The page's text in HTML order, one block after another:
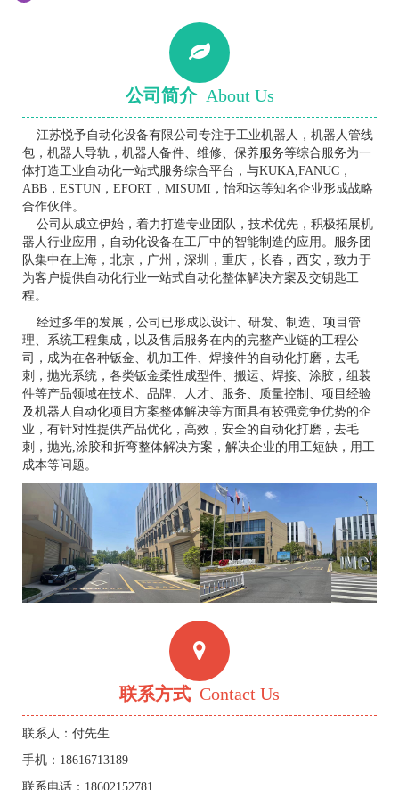
公司简介 About Us
江苏悦予自动化设备有限公司专注于工业机器人，机器人管线
包，机器人导轨，机器人备件、维修、保养服务等综合服务为一
体打造工业自动化一站式服务综合平台，与KUKA,FANUC，
ABB，ESTUN，EFORT，MISUMI，怡和达等知名企业形成战略
合作伙伴。
公司从成立伊始，着力打造专业团队，技术优先，积极拓展机
器人行业应用，自动化设备在工厂中的智能制造的应用。服务团
队集中在上海，北京，广州，深圳，重庆，长春，西安，致力于
为客户提供自动化行业一站式自动化整体解决方案及交钥匙工
程。
经过多年的发展，公司已形成以设计、研发、制造、项目管
理、系统工程集成，以及售后服务在内的完整产业链的工程公
司，成为在各种钣金、机加工件、焊接件的自动化打磨，去毛
刺，抛光系统，各类钣金柔性成型件、搬运、焊接、涂胶，组装
件等产品领域在技术、品牌、人才、服务、质量控制、项目经验
及机器人自动化项目方案整体解决等方面具有较强竞争优势的企
业，有针对性提供产品优化，高效，安全的自动化打磨，去毛
刺，抛光,涂胶和折弯整体解决方案，解决企业的用工短缺，用工
成本等问题。
联系方式 Contact Us
联系人：付先生
手机：18616713189
联系电话：18602152781